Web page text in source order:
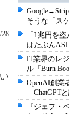
28
そうな「ス
「1兆円を
はたぶん
IT業界のレ
ル「Burn
OpenAI創業
「ChatGPT
『ジェフ